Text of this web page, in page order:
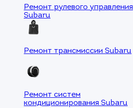
Ремонт рулевого управления
Subaru
Ремонт трансмиссии Subaru
Ремонт систем
кондиционирования Subaru